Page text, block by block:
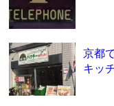
京都
キッ